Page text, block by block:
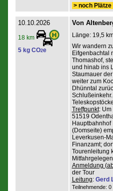
> noch
10.10.2026
18 km
5 kg CO2e
Von
Länge: 19,5
Wir wandern
Eifgenbachtal
Thomashof,
und hinab ins
Staumauer
weiter zum
Dhünntal
Schlußeinkehr.
Treffpunkt: Um
51519
(Domseite)
Leverkusen-
Finanzamt;
Tourenleitung
Anmeldung
der Tour
Leitung: Gerd
Teilnehmende: